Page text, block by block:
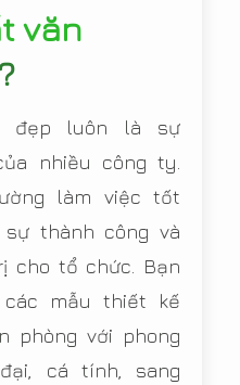
văn
?
đẹp luôn là sự
nhiều công ty.
làm việc tốt
sự thành công và
cho tổ chức. Bạn
các mẫu thiết kế
phòng với phong
cá tính, sang